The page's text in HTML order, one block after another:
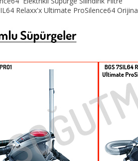
Relaxx'x Ultimate ProSilence64